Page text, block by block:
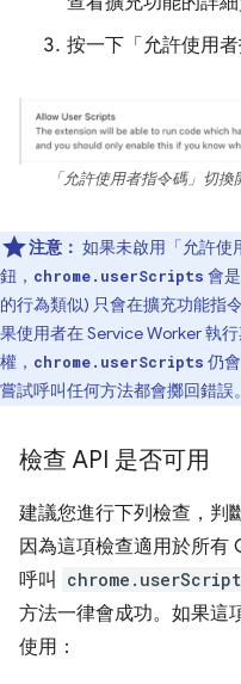
按一下「允許使用者
「允許使用者指令碼」切
注意： 如果未啟用「允許使
鈕， chrome.userScripts 會
的行為類似) 只會在擴充功能指
果使用者在 Service Worker 執
權， chrome.userScripts 仍
嘗試呼叫任何方法都會擲回錯誤。
檢查 API 是否可用
建議您進行下列檢查，判
因為這項檢查適用於所有
呼叫
方法一律會成功。如果這
使用：